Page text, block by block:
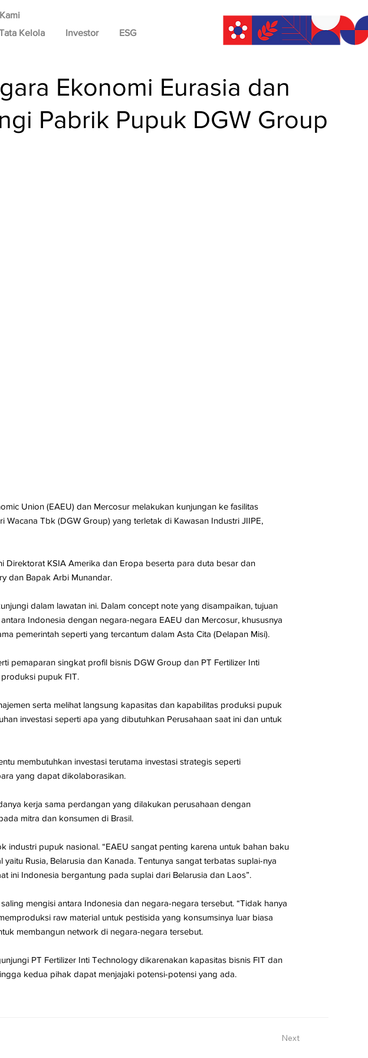
Kelola Investor ESG
Ekonomi Eurasia dan
Pabrik Pupuk DGW Group
Union (EAEU) dan Mercosur melakukan kunjungan ke fasilitas
Tbk (DGW Group) yang terletak di Kawasan Industri JIIPE,
Direktorat KSIA Amerika dan Eropa beserta para duta besar dan
dan Bapak Arbi Munandar.
dalam lawatan ini. Dalam concept note yang disampaikan, tujuan
Indonesia dengan negara-negara EAEU dan Mercosur, khususnya
pemerintah seperti yang tercantum dalam Asta Cita (Delapan Misi).
pemaparan singkat profil bisnis DGW Group dan PT Fertilizer Inti
pupuk FIT.
serta melihat langsung kapasitas dan kapabilitas produksi pupuk
investasi seperti apa yang dibutuhkan Perusahaan saat ini dan untuk
membutuhkan investasi terutama investasi strategis seperti
yang dapat dikolaborasikan.
kerja sama perdangan yang dilakukan perusahaan dengan
mitra dan konsumen di Brasil.
pupuk nasional. “EAEU sangat penting karena untuk bahan baku
Rusia, Belarusia dan Kanada. Tentunya sangat terbatas suplai-nya
ini Indonesia bergantung pada suplai dari Belarusia dan Laos”.
mengisi antara Indonesia dan negara-negara tersebut. “Tidak hanya
raw material untuk pestisida yang konsumsinya luar biasa
membangun network di negara-negara tersebut.
PT Fertilizer Inti Technology dikarenakan kapasitas bisnis FIT dan
kedua pihak dapat menjajaki potensi-potensi yang ada.
Next